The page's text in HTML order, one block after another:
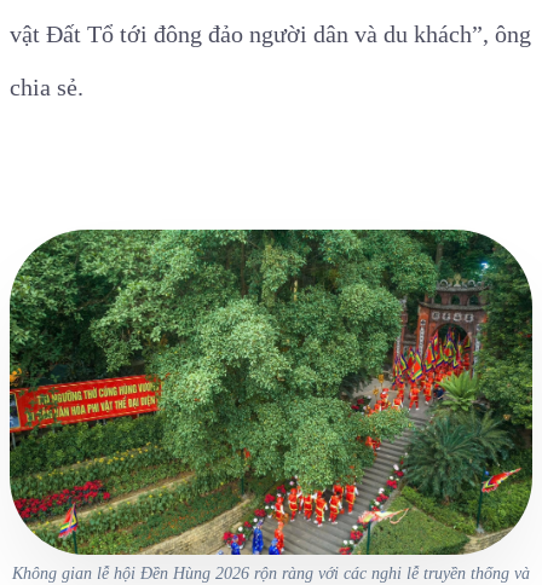
vật Đất Tổ tới đông đảo người dân và du khách”, ông
chia sẻ.
Không gian lễ hội Đền Hùng 2026 rộn ràng với các nghi lễ truyền thống và